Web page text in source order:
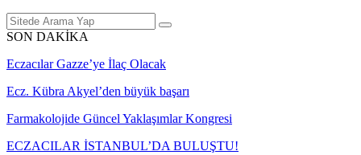
SON DAKİKA
Eczacılar Gazze’ye İlaç Olacak
Ecz. Kübra Akyel’den büyük başarı
Farmakolojide Güncel Yaklaşımlar Kongresi
ECZACILAR İSTANBUL’DA BULUŞTU!